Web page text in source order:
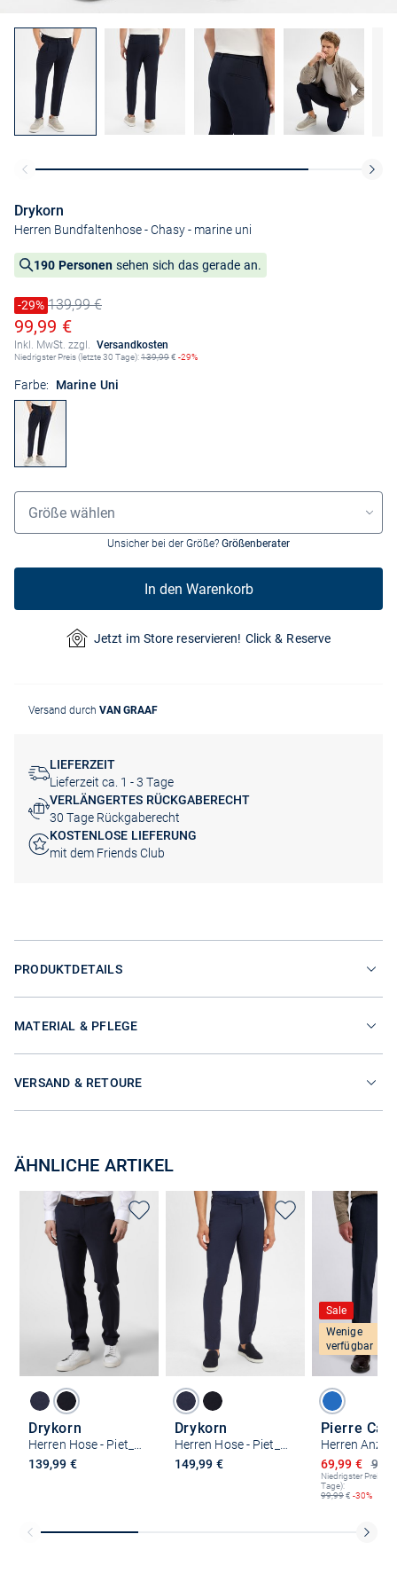
Drykorn
Herren Bundfaltenhose - Chasy- marine uni
190 Personen sehen sich das gerade an.
Preis reduziert um
-29%
Alter Preis139,99 €
Ermäßigter Preis
99,99 €
Inkl. MwSt. zzgl. Versandkosten
Niedrigster Preis (letzte 30 Tage):139,99€ -29%
Farbe: Marine Uni
Größenauswahl
Größe wählen
Unsicher bei der Größe? Größenberater
In den Warenkorb
Jetzt im Store reservieren! Click & Reserve
Versand durch VAN GRAAF
LIEFERZEIT
Lieferzeit ca. 1 - 3 Tage
VERLÄNGERTES RÜCKGABERECHT
30 Tage Rückgaberecht
KOSTENLOSE LIEFERUNG
mit dem Friends Club
PRODUKTDETAILS
MATERIAL & PFLEGE
VERSAND & RETOURE
ÄHNLICHE ARTIKEL
Drykorn
139,99 €
Drykorn
149,99 €
Sale
Wenige
verfügbar
Pierre
Ermäßigter
69,99 €
Niedrigster Preis
Tage):
99,99€ -30%